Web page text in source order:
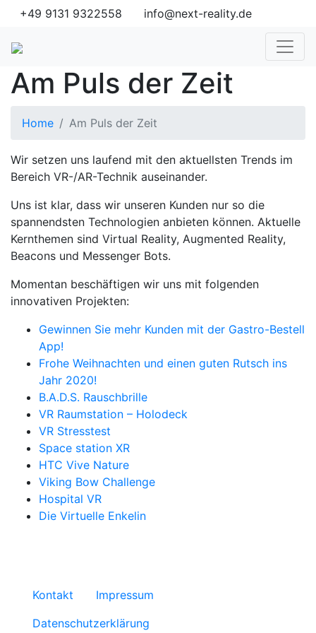
+49 9131 9322558 info@next-reality.de
Am Puls der Zeit
Home Am Puls der Zeit
Wir setzen uns laufend mit den aktuellsten Trends im
Bereich VR-/AR-Technik auseinander.
Uns ist klar, dass wir unseren Kunden nur so die
spannendsten Technologien anbieten können. Aktuelle
Kernthemen sind Virtual Reality, Augmented Reality,
Beacons und Messenger Bots.
Momentan beschäftigen wir uns mit folgenden
innovativen Projekten:
Gewinnen Sie mehr Kunden mit der Gastro-Bestell
App!
Frohe Weihnachten und einen guten Rutsch ins
Jahr 2020!
B.A.D.S. Rauschbrille
VR Raumstation – Holodeck
VR Stresstest
Space station XR
HTC Vive Nature
Viking Bow Challenge
Hospital VR
Die Virtuelle Enkelin
Kontakt
Impressum
Datenschutzerklärung